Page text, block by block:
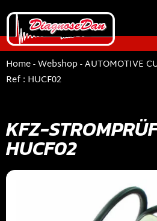
Home-Webshop-AUTOMOTIVE
Ref : HUCF02
KFZ-
HUCF02